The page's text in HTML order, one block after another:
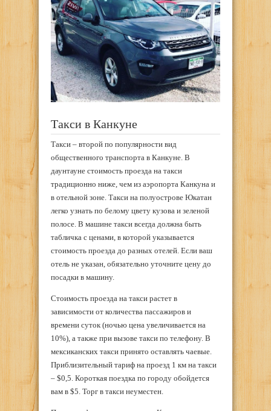
Такси в Канкуне
Такси – второй по популярности вид
общественного транспорта в Канкуне. В
даунтауне стоимость проезда на такси
традиционно ниже, чем из аэропорта Канкуна и
в отельной зоне. Такси на полуострове Юкатан
легко узнать по белому цвету кузова и зеленой
полосе. В машине такси всегда должна быть
табличка с ценами, в которой указывается
стоимость проезда до разных отелей. Если ваш
отель не указан, обязательно уточните цену до
посадки в машину.
Стоимость проезда на такси растет в
зависимости от количества пассажиров и
времени суток (ночью цена увеличивается на
10%), а также при вызове такси по телефону. В
мексиканских такси принято оставлять чаевые.
Приблизительный тариф на проезд 1 км на такси
– $0,5. Короткая поездка по городу обойдется
вам в $5. Торг в такси неуместен.